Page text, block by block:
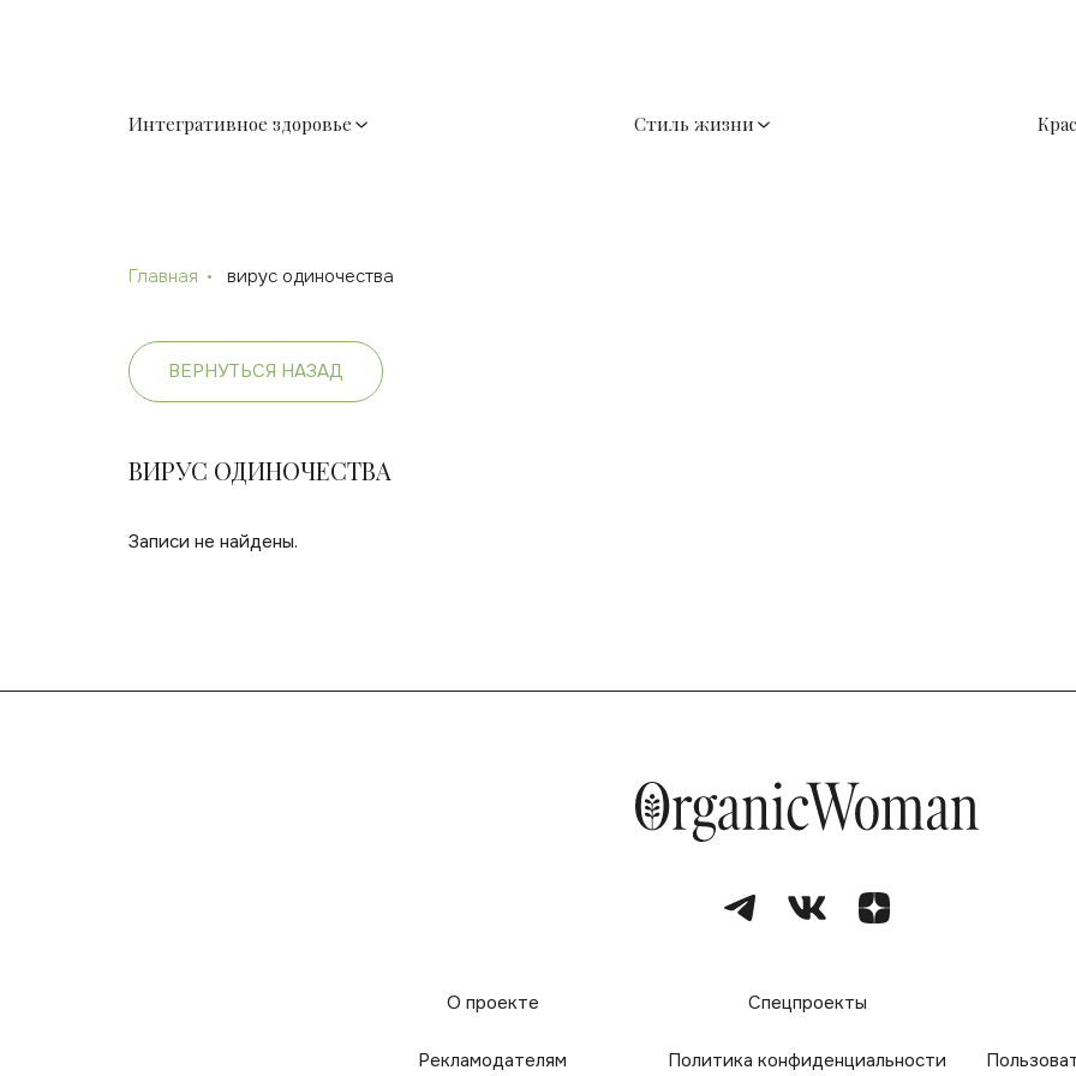
Интегративное здоровье Стиль жизни
Главная вирус одиночества
ВЕРНУТЬСЯ НАЗАД
ВИРУС ОДИНОЧЕСТВА
Записи не найдены.
О проекте Спецпроекты
Рекламодателям Политика конфиденциальности